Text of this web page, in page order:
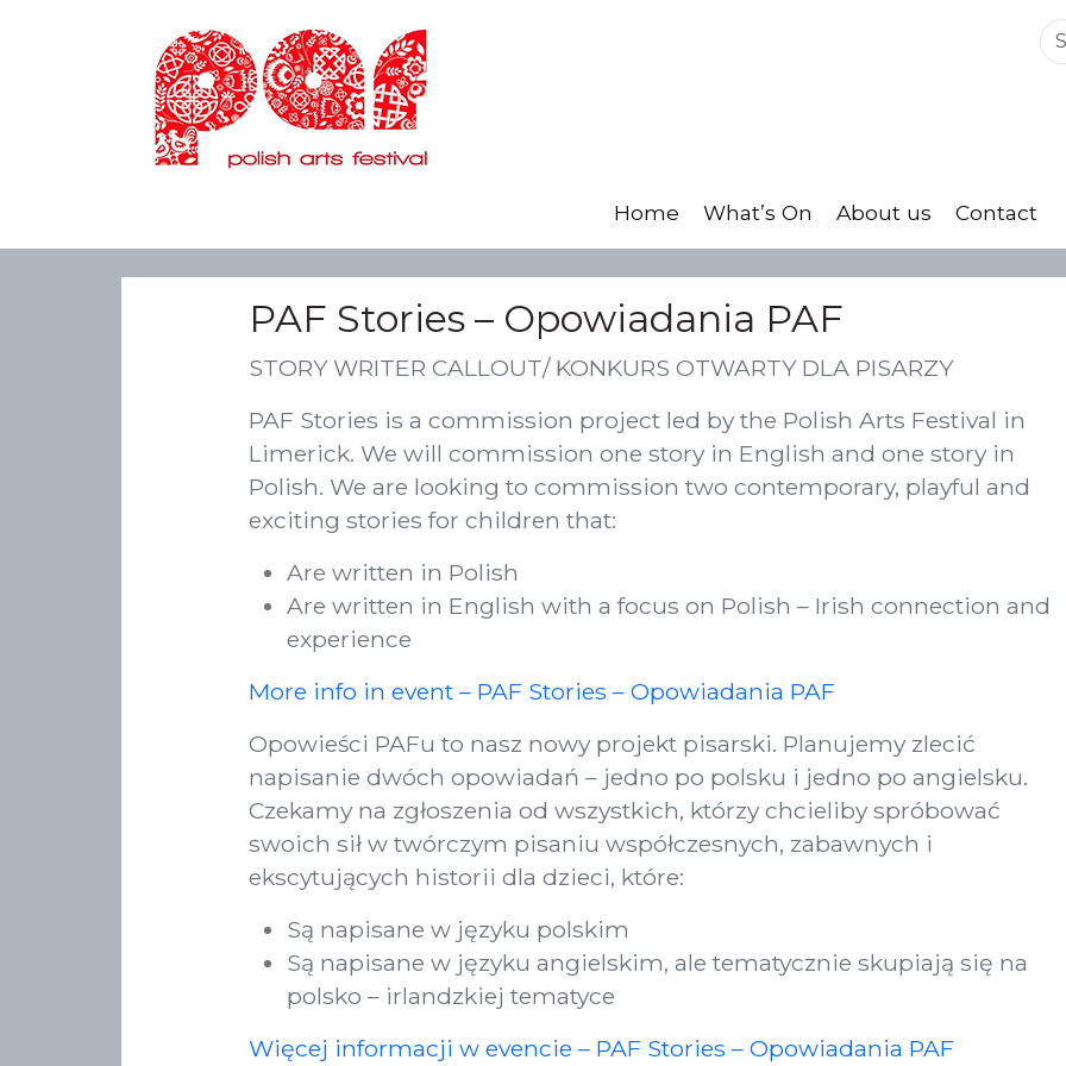
Home What’s On About us Contact
PAF Stories – Opowiadania PAF
STORY WRITER CALLOUT/ KONKURS OTWARTY DLA PISARZY
PAF Stories is a commission project led by the Polish Arts Festival in
Limerick. We will commission one story in English and one story in
Polish. We are looking to commission two contemporary, playful and
exciting stories for children that:
Are written in Polish
Are written in English with a focus on Polish – Irish connection and
experience
More info in event – PAF Stories – Opowiadania PAF
Opowieści PAFu to nasz nowy projekt pisarski. Planujemy zlecić
napisanie dwóch opowiadań – jedno po polsku i jedno po angielsku.
Czekamy na zgłoszenia od wszystkich, którzy chcieliby spróbować
swoich sił w twórczym pisaniu współczesnych, zabawnych i
ekscytujących historii dla dzieci, które:
Są napisane w języku polskim
Są napisane w języku angielskim, ale tematycznie skupiają się na
polsko – irlandzkiej tematyce
Więcej informacji w evencie – PAF Stories – Opowiadania PAF